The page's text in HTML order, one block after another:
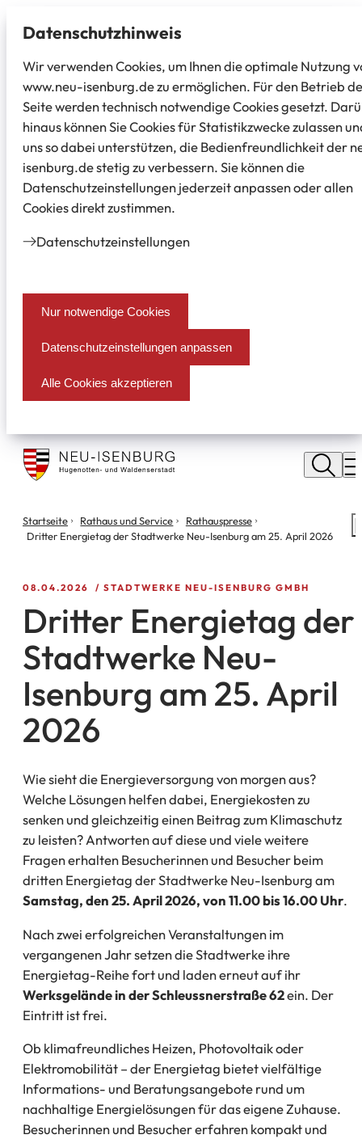
Datenschutz­hinweis
Wir verwenden Cookies, um Ihnen die optimale Nutzung
www.neu-isenburg.de zu ermöglichen. Für den Betrieb
Seite werden technisch notwendige Cookies gesetzt.
hinaus können Sie Cookies für Statistikzwecke zulassen
uns so dabei unterstützen, die Bedienfreundlichkeit der
isenburg.de stetig zu verbessern. Sie können die
Datenschutzeinstellungen jederzeit anpassen oder allen
Cookies direkt zustimmen.
Datenschutz­einstellungen
Nur notwendige Cookies
Datenschutzeinstellungen anpassen
Alle Cookies akzeptieren
Stadt
Neu
Isenburg
Sie
befinden
Startseite Rathaus und Service
Rathauspresse
Dritter Energietag der Stadtwerke Neu-Isenburg am 25. April 2026
08.04.2026 STADTWERKE NEU-ISENBURG GMBH
Dritter Energietag der
Stadtwerke Neu-
Isenburg am 25. April
2026
Wie sieht die Energieversorgung von morgen aus?
Welche Lösungen helfen dabei, Energiekosten zu
senken und gleichzeitig einen Beitrag zum Klimaschutz
zu leisten? Antworten auf diese und viele weitere
Fragen erhalten Besucherinnen und Besucher beim
dritten Energietag der Stadtwerke Neu-Isenburg am
Samstag, den 25. April 2026, von 11.00 bis 16.00 Uhr.
Nach zwei erfolgreichen Veranstaltungen im
vergangenen Jahr setzen die Stadtwerke ihre
Energietag-Reihe fort und laden erneut auf ihr
Werksgelände in der Schleussnerstraße 62ein. Der
Eintritt ist frei.
Ob klimafreundliches Heizen, Photovoltaik oder
Elektromobilität – der Energietag bietet vielfältige
Informations- und Beratungsangebote rund um
nachhaltige Energielösungen für das eigene Zuhause.
Besucherinnen und Besucher erfahren kompakt und